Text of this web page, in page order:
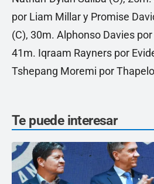
por Liam Millar y Promise
(C), 30m. Alphonso Davies
41m. Iqraam Rayners por
Tshepang Moremi por
Te puede interesar